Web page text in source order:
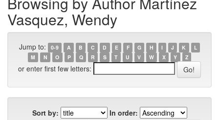
Vasquez, Wendy
Jump to: 0-9 A B C D E F G H I J K
L
M
N O P Q R S T U V W X Y Z
or enter first few letters:
Sort by:
In order: